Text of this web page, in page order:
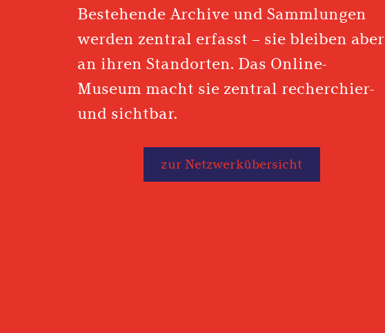
Bestehende Archive und Sammlungen
werden zentral erfasst – sie bleiben aber
an ihren Standorten. Das Online-
Museum macht sie zentral recherchier-
und sichtbar.